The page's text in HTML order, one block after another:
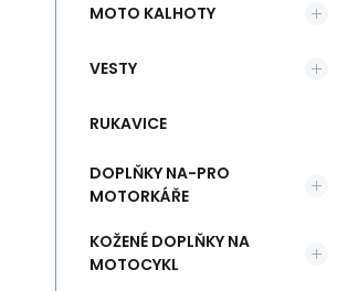
MOTO KALHOTY
VESTY
RUKAVICE
DOPLŇKY NA-PRO
MOTORKÁŘE
KOŽENÉ DOPLŇKY NA
MOTOCYKL